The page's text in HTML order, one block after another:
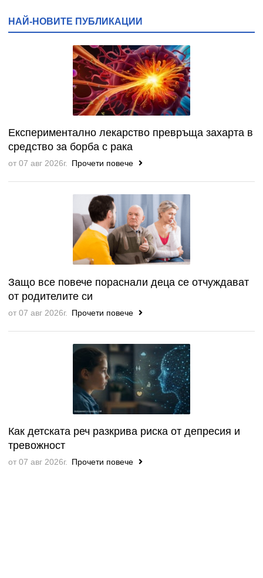
НАЙ-НОВИТЕ ПУБЛИКАЦИИ
Експериментално лекарство превръща захарта в
средство за борба с рака
от 07 авг 2026г. Прочети повече
Защо все повече пораснали деца се отчуждават
от родителите си
от 07 авг 2026г. Прочети повече
Как детската реч разкрива риска от депресия и
тревожност
от 07 авг 2026г. Прочети повече